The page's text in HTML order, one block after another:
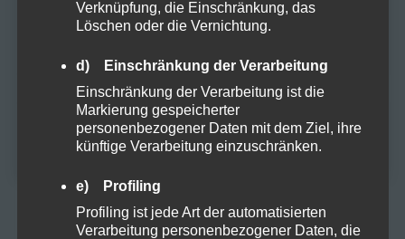
Zubehör
META
Anmelden
Eintrags-Feed
Du musst mindestens18Jahre alt sein, um
JA
NEIN
Verknüpfung, die Einschränkung, das
Löschen oder die Vernichtung.
d) Einschränkung der Verarbeitung
Einschränkung der Verarbeitung ist die
Markierung gespeicherter
personenbezogener Daten mit dem Ziel, ihre
künftige Verarbeitung einzuschränken.
e) Profiling
Profiling ist jede Art der automatisierten
Verarbeitung personenbezogener Daten, die